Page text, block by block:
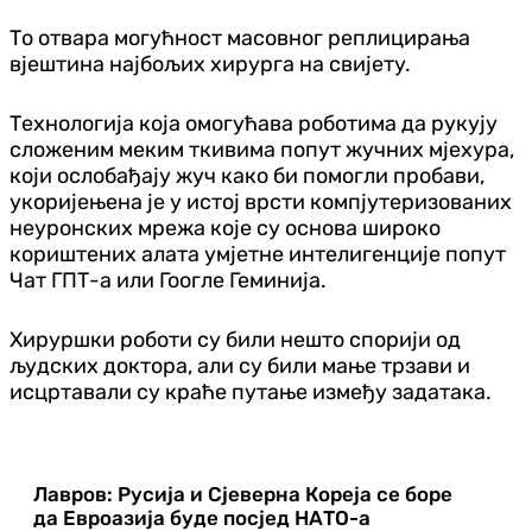
То отвара могућност масовног реплицирања
вјештина најбољих хирурга на свијету.
Технологија која омогућава роботима да рукују
сложеним меким ткивима попут жучних мјехура,
који ослобађају жуч како би помогли пробави,
укоријењена је у истој врсти компјутеризованих
неуронских мрежа које су основа широко
кориштених алата умјетне интелигенције попут
Чат ГПТ-а или Гоогле Геминија.
Хируршки роботи су били нешто спорији од
људских доктора, али су били мање трзави и
исцртавали су краће путање између задатака.
Лавров: Русија и Сјеверна Кореја се боре
да Евроазија буде посјед НАТО-а